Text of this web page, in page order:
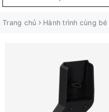
Trang chủ Hành trình cùng bé